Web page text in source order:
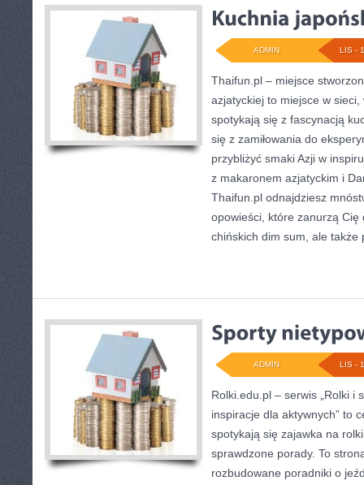
LIS -
ADMIN
Thaifun.pl – miejsce
azjatyckiej to miejsce w
spotykają się z fascynacją
się z zamiłowania do
przybliżyć smaki Azji w
z makaronem azjatyckim i
Thaifun.pl odnajdziesz
opowieści, które zanurzą
chińskich dim sum, ale także
LIS -
ADMIN
Rolki.edu.pl – serwis „Rolki i
inspiracje dla aktywnych” to
spotykają się zajawka na
sprawdzone porady. To
rozbudowane poradniki o